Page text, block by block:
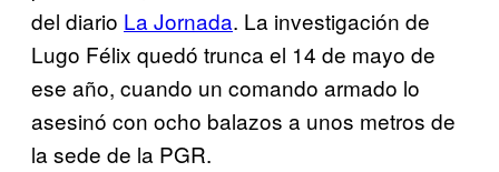
del diario La Jornada. La investigación de
Lugo Félix quedó trunca el 14 de mayo de
ese año, cuando un comando armado lo
asesinó con ocho balazos a unos metros de
la sede de la PGR.